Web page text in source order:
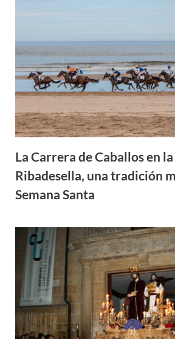
La Carrera de Caballos en
Ribadesella, una tradición
Semana Santa